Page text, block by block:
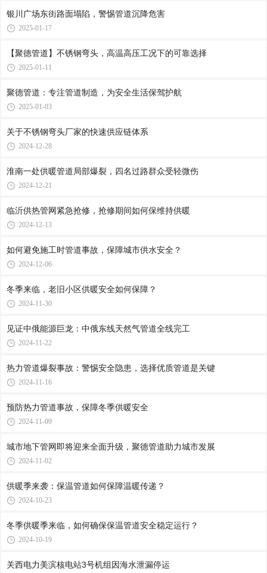
银川广场东街路面塌陷，警惕管道沉降危害
2025-01-17
【聚德管道】不锈钢弯头，高温高压工况下的可靠选择
2025-01-11
聚德管道：专注管道制造，为安全生活保驾护航
2025-01-03
关于不锈钢弯头厂家的快速供应链体系
2024-12-28
淮南一处供暖管道局部爆裂，四名过路群众受轻微伤
2024-12-21
临沂供热管网紧急抢修，抢修期间如何保维持供暖
2024-12-13
如何避免施工时管道事故，保障城市供水安全？
2024-12-06
冬季来临，老旧小区供暖安全如何保障？
2024-11-30
见证中俄能源巨龙：中俄东线天然气管道全线完工
2024-11-22
热力管道爆裂事故：警惕安全隐患，选择优质管道是关键
2024-11-16
预防热力管道事故，保障冬季供暖安全
2024-11-09
城市地下管网即将迎来全面升级，聚德管道助力城市发展
2024-11-02
供暖季来袭：保温管道如何保障温暖传递？
2024-10-23
冬季供暖季来临，如何确保保温管道安全稳定运行？
2024-10-19
关西电力美滨核电站3号机组因海水泄漏停运